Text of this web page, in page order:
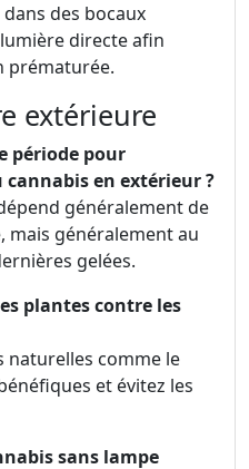
des bocaux
directe afin
prématurée.
extérieure
période pour
en extérieur ?
généralement de
mais généralement au
gelées.
plantes contre les
naturelles comme le
et évitez les
sans lampe